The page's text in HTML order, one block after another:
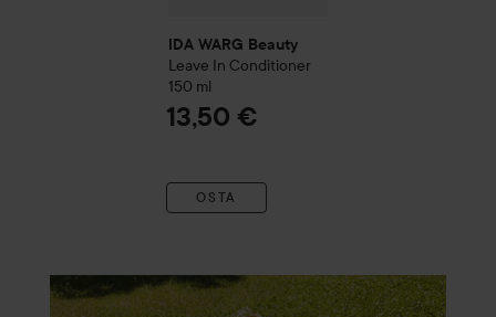
IDA WARG Beauty
Leave In Conditioner
150 ml
13,50 €
OSTA